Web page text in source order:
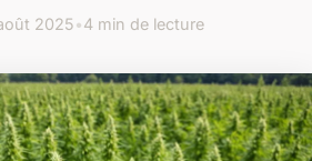
2025•4 min de lecture